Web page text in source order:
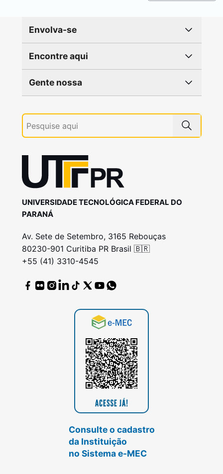
Envolva-se
Encontre aqui
Gente nossa
UNIVERSIDADE TECNOLÓGICA FEDERAL DO
PARANÁ
Av. Sete de Setembro, 3165 Rebouças
80230-901 Curitiba PR Brasil 🇧🇷
+55 (41) 3310-4545
Consulte o cadastro
da Instituição
no Sistema e-MEC